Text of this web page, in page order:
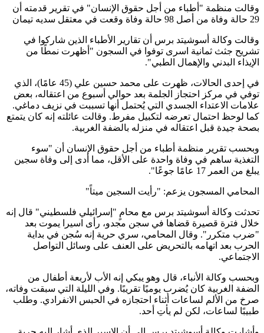
وقالت منظمة "أطباء من أجل حقوق الإنسان" في تقرير قدمته أن
29 حالة وفاة من أصل 98 حالة وفاة وقعت في معتقل سديه تيمان
وقالت وكالة أسوشيتد برس أن تقارير الأطباء الذين شاركوا في
تشريح جثث ثمانية اسرى توفوا في السجون "أظهرت نمطًا من
الإيذاء البدني والإهمال الطبي".
في إحدى الحالات، ظهرت على محمد حسين علي (45 عامًا)، الذي
توفي في مركز احتجاز الجلمة بعد حوالي أسبوع من اعتقاله، بعض
علامات الاعتداء الجسدي التي يُحتمل أنها تسببت في نزيف دماغي.
كما لوحظ احتمال تعرضه لتكبيل مفرط. وقالت عائلته إنه كان يتمتع
بصحة جيدة قبل اعتقاله في منزله بالضفة الغربية.
وبحسب تقرير منظمة أطباء من أجل حقوق الإنسان أن "سوء
التغذية ساهم في وفاة واحدة على الأقل، مما أدى إلى وفاة سجين
يبلغ من العمر 17 عامًا جوعًا".
المحامي المسجون يزعم: "رأيت السجين ميتاً"
تحدثت وكالة أسوشيتد برس مع محامٍ "إسرائيلي فلسطيني" قال إنه
خلال فترة قصيرة قضاها في سجن مجدو، رأى اسيرا يموت بعد
"ضرب متكرر". وقال المحامي، سري حرية إنه سُجن في بداية
الحرب بعد اتهامه بالتحريض على العنف على وسائل التواصل
الاجتماعي.
وبحسب وكالة الأنباء، قال وهو يبكي إنه الأب لأربعة أطفال من
الضفة الغربية كان يُضرب يوميًا تقريبًا. وفي الليلة التي سبقت وفاته،
صرخ من الألم لساعات أثناء احتجازه في الحبس الانفرادي. وطلب
طبيبًا لساعات، لكن لم يأتِ أحد.